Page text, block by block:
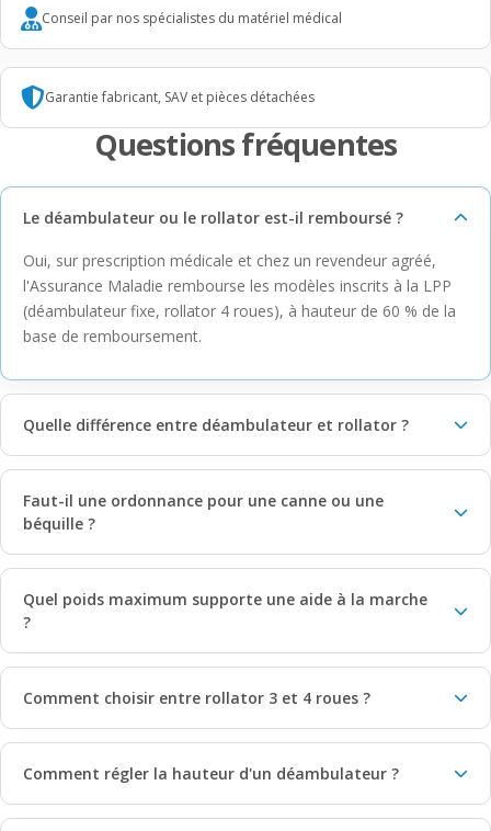
Conseil par nos spécialistes du matériel médical
Garantie fabricant, SAV et pièces détachées
Questions fréquentes
Le déambulateur ou le rollator est-il remboursé ?
Oui, sur prescription médicale et chez un revendeur agréé,
l'Assurance Maladie rembourse les modèles inscrits à la LPP
(déambulateur fixe, rollator 4 roues), à hauteur de 60 % de la
base de remboursement.
Quelle différence entre déambulateur et rollator ?
Faut-il une ordonnance pour une canne ou une
béquille ?
Quel poids maximum supporte une aide à la marche
?
Comment choisir entre rollator 3 et 4 roues ?
Comment régler la hauteur d'un déambulateur ?